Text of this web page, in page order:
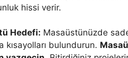
hissi verir.
Hedefi: Masaüstünüzde
kısayolları bulundurun.